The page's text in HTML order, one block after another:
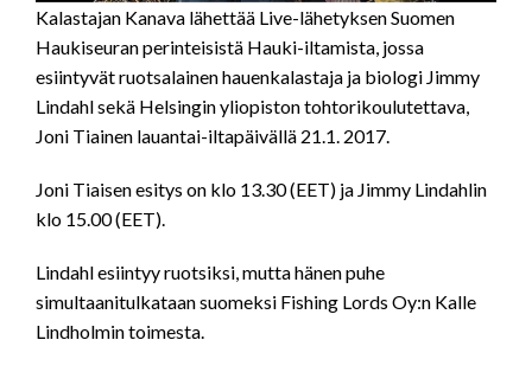
Kalastajan Kanava lähettää Live-lähetyksen Suomen
Haukiseuran perinteisistä Hauki-iltamista, jossa
esiintyvät ruotsalainen hauenkalastaja ja biologi Jimmy
Lindahl sekä Helsingin yliopiston tohtorikoulutettava,
Joni Tiainen lauantai-iltapäivällä 21.1. 2017.
Joni Tiaisen esitys on klo 13.30 (EET) ja Jimmy Lindahlin
klo 15.00 (EET).
Lindahl esiintyy ruotsiksi, mutta hänen puhe
simultaanitulkataan suomeksi Fishing Lords Oy:n Kalle
Lindholmin toimesta.